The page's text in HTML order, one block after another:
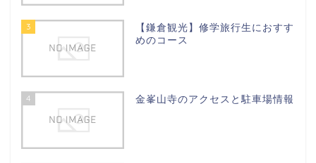
3
【鎌倉観光】修学旅行生におすす
めのコース
4 金峯山寺のアクセスと駐車場情報